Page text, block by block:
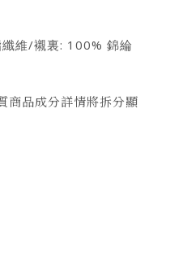
維/襯裏: 100% 錦綸
商品成分詳情將拆分顯